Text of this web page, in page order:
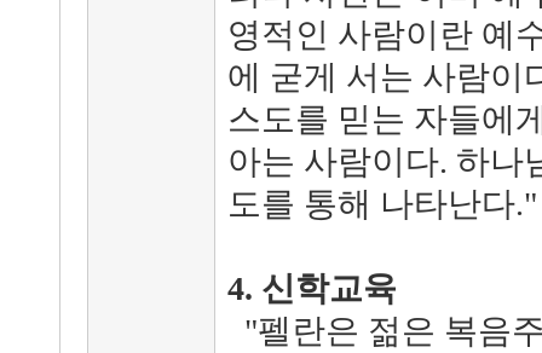
영적인 사람이란 예
에 굳게 서는 사람이
스도를 믿는 자들에
아는 사람이다. 하나
도를 통해 나타난다
4. 신학교육
"펠란은 젊은 복음